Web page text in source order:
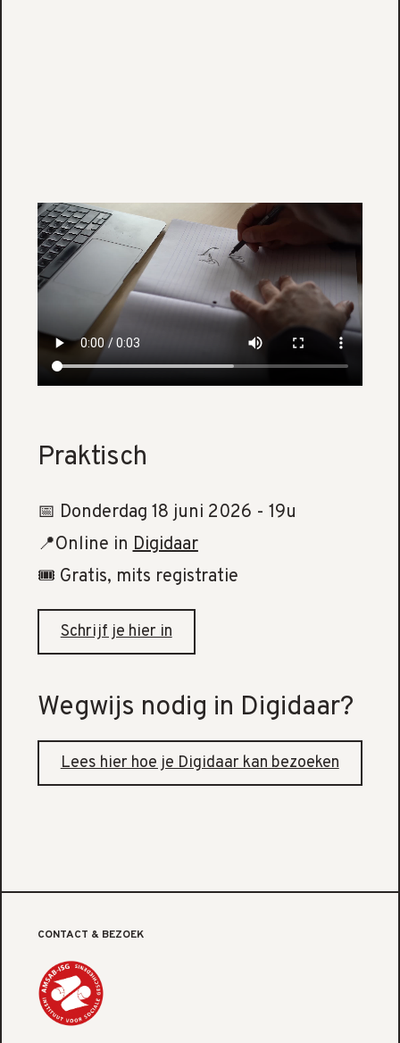
Praktisch
📅 Donderdag 18 juni 2026 - 19u
📍Online inDigidaar
🎟️ Gratis, mits registratie
Schrijf je hier in
Wegwijs nodig in Digidaar?
Lees hier hoe je Digidaar kan bezoeken
CONTACT & BEZOEK